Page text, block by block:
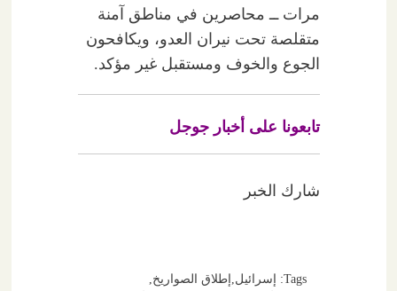
مرات ــ محاصرين في مناطق آمنة
متقلصة تحت نيران العدو، ويكافحون
الجوع والخوف ومستقبل غير مؤكد.
تابعونا على أخبار جوجل
شارك الخبر
Tags: إسرائيل, إطلاق الصواريخ,